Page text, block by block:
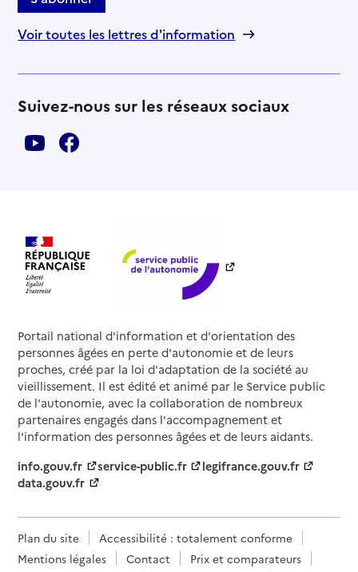
Voir toutes les lettres d'information
Suivez-nous sur les réseaux sociaux
Portail national d'information et d'orientation des
personnes âgées en perte d'autonomie et de leurs
proches, créé par la loi d'adaptation de la société au
vieillissement. Il est édité et animé par le Service public
de l'autonomie, avec la collaboration de nombreux
partenaires engagés dans l'accompagnement et
l'information des personnes âgées et de leurs aidants.
info.gouv.fr
service-public.fr
legifrance.gouv.fr
data.gouv.fr
Plan du site
Accessibilité : totalement conforme
Mentions légales
Contact
Prix et comparateurs